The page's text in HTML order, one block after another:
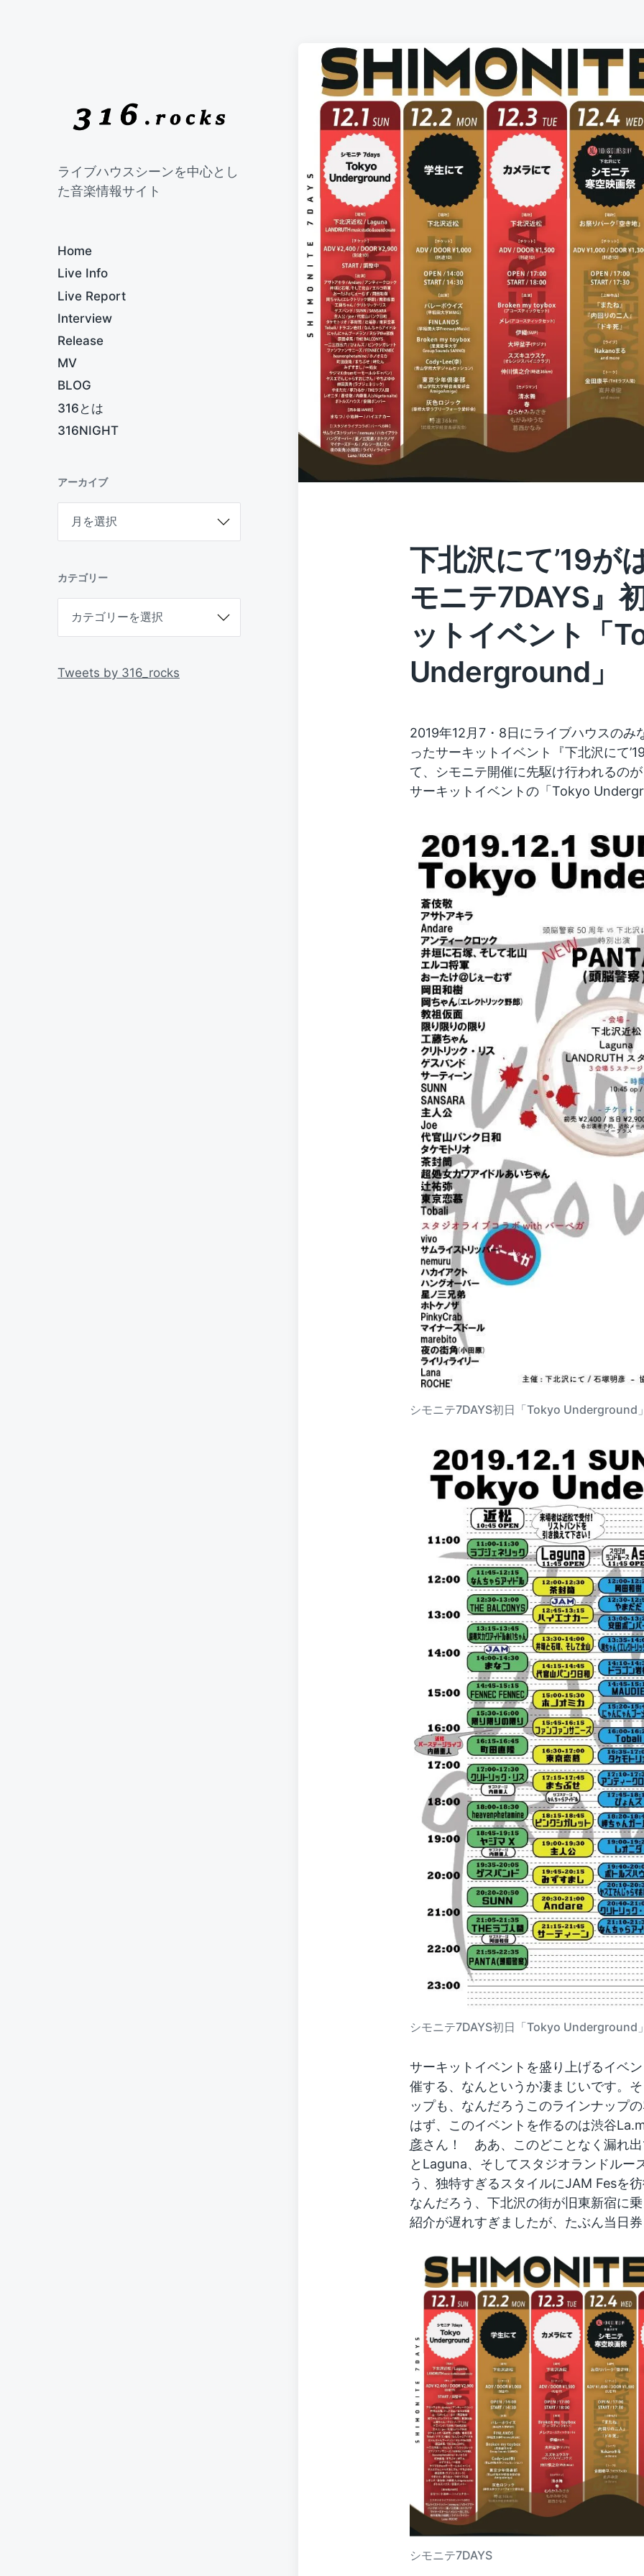
ライブハウスシーンを中心とし
た音楽情報サイト
Home
Live Info
Live Report
Interview
Release
MV
BLOG
316とは
316NIGHT
アーカイブ
カ
ブ
カテゴリー
ゴ
ー
Tweets by 316_rocks
下北沢にて’19が
モニテ7DAYS』
ットイベント「
Underground」
2019年12月7・8日にライブハウスのみ
ったサーキットイベント『下北沢にて
て、シモニテ開催に先駆け行われるの
サーキットイベントの「Tokyo
シモニテ7DAYS初日「Tokyo Underground
シモニテ7DAYS初日「Tokyo Underground
サーキットイベントを盛り上げるイベ
催する、なんというか凄まじいです。
ップも、なんだろうこのラインナップ
はず、このイベントを作るのは渋谷
彦さん！ ああ、このどことなく漏れ
とLaguna、そしてスタジオランドルー
う、独特すぎるスタイルにJAM Fesを
なんだろう、下北沢の街が旧東新宿に
紹介が遅れすぎましたが、たぶん当日
シモニテ7DAYS